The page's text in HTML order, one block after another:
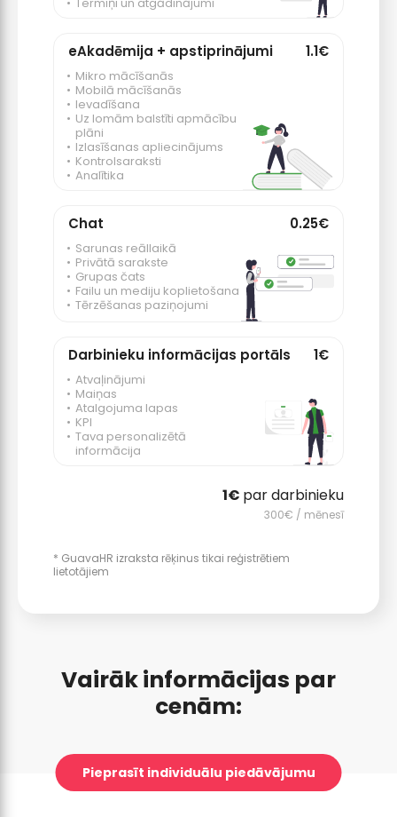
eAkadēmija + apstiprinājumi 1.1€
Mikro mācīšanās
Mobilā mācīšanās
Ievadīšana
Uz lomām balstīti apmācību
plāni
Izlasīšanas apliecinājums
Kontrolsaraksti
Analītika
Chat 0.25€
Sarunas reāllaikā
Privātā sarakste
Grupas čats
Failu un mediju koplietošana
Tērzēšanas paziņojumi
Darbinieku informācijas portāls 1€
Atvaļinājumi
Maiņas
Atalgojuma lapas
KPI
Tava personalizētā
informācija
* GuavaHR izraksta rēķinus tikai reģistrētiem
lietotājiem
par darbinieku
/ mēnesī
Vairāk informācijas par
cenām:
Pieprasīt individuālu piedāvājumu